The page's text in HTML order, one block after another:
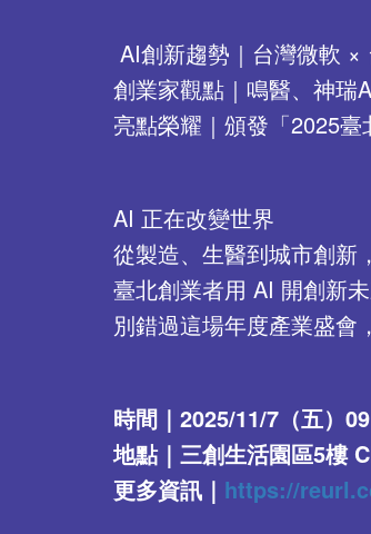
AI創新趨勢｜台灣微軟
創業家觀點｜鳴醫、神瑞
亮點榮耀｜頒發「2025臺
AI 正在改變世界
從製造、生醫到城市創新，
臺北創業者用 AI 開創新未
別錯過這場年度產業盛會
時間｜2025/11/7（五）
地點｜三創生活園區5樓
更多資訊｜ https://